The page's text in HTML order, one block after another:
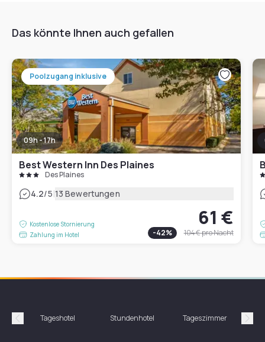
Das könnte Ihnen auch gefallen
Poolzugang inklusive
09h - 17h
Best Western Inn Des Plaines
Des Plaines
4.2/5|13 Bewertungen
Kostenlose Stornierung
Zahlung im Hotel
61 €
-42% 104 €pro Nacht
Précédent
Tageshotel Stundenhotel Tageszimmer